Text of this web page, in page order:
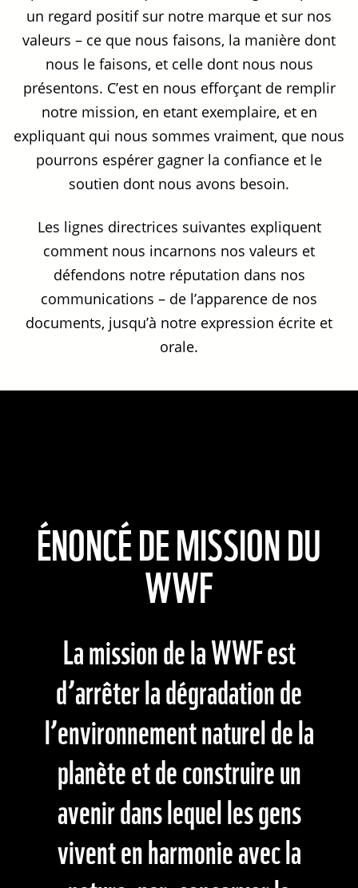
un regard positif sur notre marque et sur nos
valeurs – ce que nous faisons, la manière dont
nous le faisons, et celle dont nous nous
présentons. C’est en nous efforçant de remplir
notre mission, en etant exemplaire, et en
expliquant qui nous sommes vraiment, que nous
pourrons espérer gagner la confiance et le
soutien dont nous avons besoin.
Les lignes directrices suivantes expliquent
comment nous incarnons nos valeurs et
défendons notre réputation dans nos
communications – de l’apparence de nos
documents, jusqu’à notre expression écrite et
orale.
ÉNONCÉ DE MISSION DU
WWF
La mission de la WWF est
d’arrêter la dégradation de
l’environnement naturel de la
planète et de construire un
avenir dans lequel les gens
vivent en harmonie avec la